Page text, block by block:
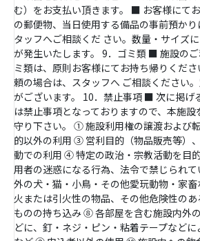
む）をお支払い頂きます。 ■ お客様にて
の郵便物、当日使用する備品の事前預か
タッフへご相談くだ さい。数量・サイズに
が発生いたします。 9．ゴミ類 ■ 施設の
ミ類は、原則お客様にてお持ち帰りくだ
頼の場合は、スタッフへ ご相談ください
がございます。 10．禁止事項 ■ 次に掲げ
は禁止事項となっておりますので、本施
守り下さい。 ① 施設利用権の譲渡および
的以外の利用 ③ 営利目的（物品販売等）
動での利用 ④ 特定の政治・宗教活動を目
用者の迷惑になる行為、法令で禁じられ
外の犬・猫・小鳥・その他愛玩動物・家
火または引火性の物品、その他危険性の
ものの持ち込み ⑧ 各部屋を含む施設内外
どに、釘・ネジ・ピン・粘着テープなど